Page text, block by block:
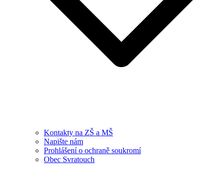
Kontakty na ZŠ a MŠ
Napište nám
Prohlášení o ochraně soukromí
Obec Svratouch